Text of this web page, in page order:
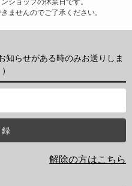
ショップの休業日です。
ませんのでご了承ください。
知らせがある時のみお送りしま
解除の方はこちら